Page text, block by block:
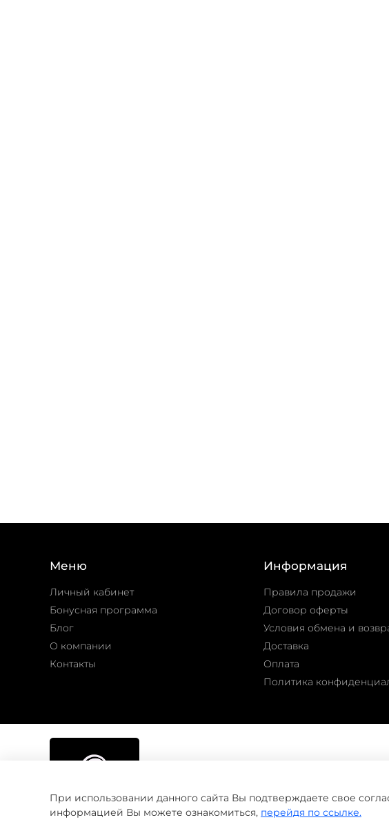
Меню
Личный кабинет
Бонусная программа
Блог
О компании
Контакты
Информация
Правила продажи
Договор оферты
Условия обмена и
Доставка
Оплата
Политика
При использовании данного сайта Вы подтверждаете свое
информацией Вы можете ознакомиться, перейдя по ссылке.